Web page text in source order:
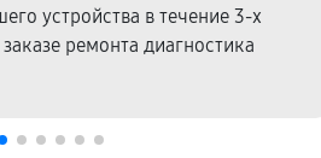
устройства в течение 3-х
ремонта диагностика